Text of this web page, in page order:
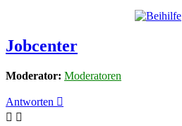
Jobcenter
Moderator: Moderatoren
Antworten